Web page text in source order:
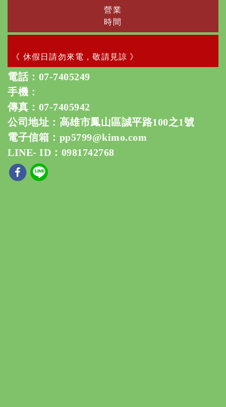
營業
時間
《 休假日請勿來電，敬請見諒 》
電話： 07-7405249
手機：
傳真：07-7405942
公司地址：高雄市鳳山區誠平路100之1號
電子信箱： pp5799@kimo.com
LINE- ID：0981742768